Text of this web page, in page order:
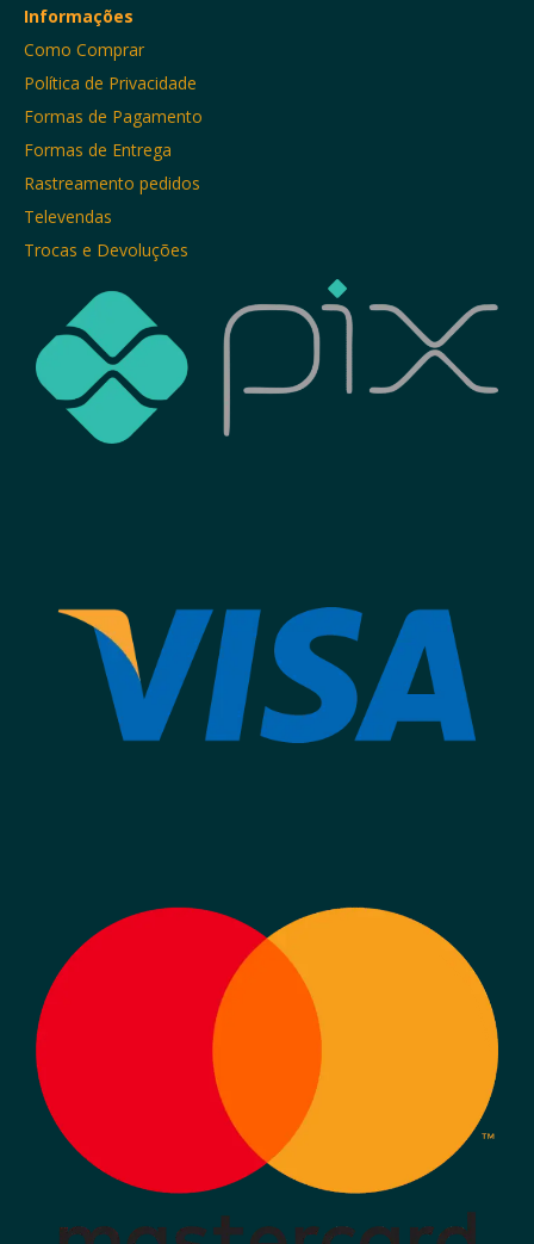
Informações
Como Comprar
Política de Privacidade
Formas de Pagamento
Formas de Entrega
Rastreamento pedidos
Televendas
Trocas e Devoluções